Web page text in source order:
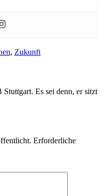
, Zukunft
Es sei denn, er sitzt
Erforderliche